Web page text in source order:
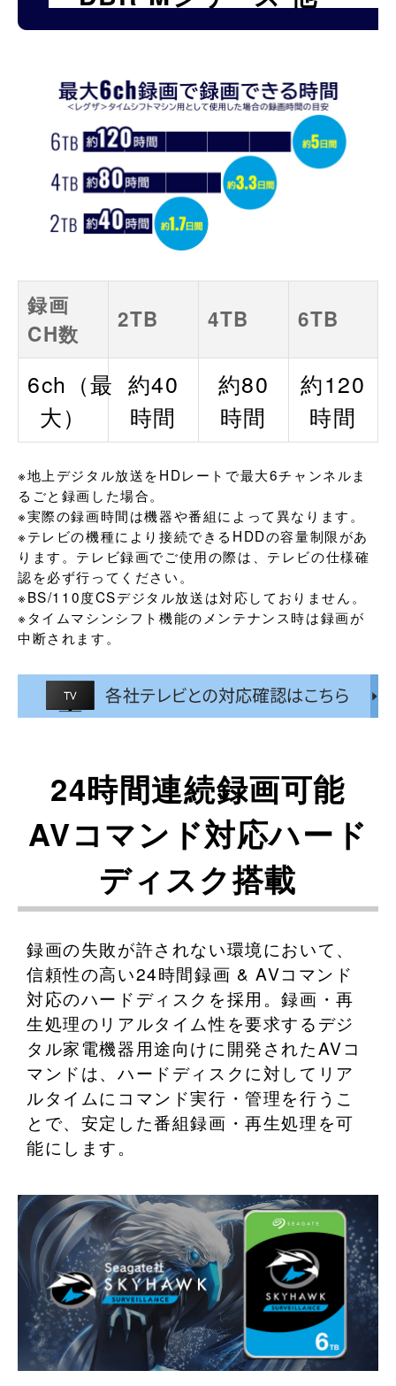
録画
CH数
2TB 4TB 6TB
6ch（最
大）
約40
時間
約80
時間
約120
時間
※地上デジタル放送をHDレートで最大6チャンネルま
るごと録画した場合。
※実際の録画時間は機器や番組によって異なります。
※テレビの機種により接続できるHDDの容量制限があ
ります。テレビ録画でご使用の際は、テレビの仕様確
認を必ず行ってください。
※BS/110度CSデジタル放送は対応しておりません。
※タイムマシンシフト機能のメンテナンス時は録画が
中断されます。
24時間連続録画可能
AVコマンド対応ハード
ディスク搭載
録画の失敗が許されない環境において、
信頼性の高い24時間録画 & AVコマンド
対応のハードディスクを採用。録画・再
生処理のリアルタイム性を要求するデジ
タル家電機器用途向けに開発されたAVコ
マンドは、ハードディスクに対してリア
ルタイムにコマンド実行・管理を行うこ
とで、安定した番組録画・再生処理を可
能にします。